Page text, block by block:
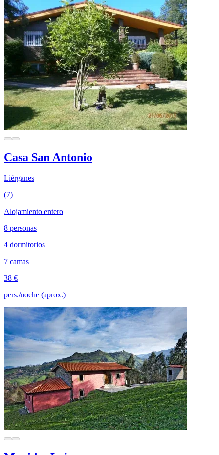
Casa San Antonio
Liérganes
(7)
Alojamiento entero
8 personas
4 dormitorios
7 camas
38 €
pers./noche (aprox.)